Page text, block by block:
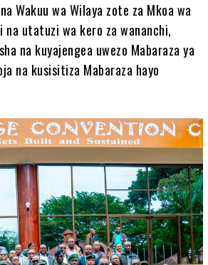
Wakuu wa Wilaya zote za Mkoa wa
utatuzi wa kero za wananchi,
na kuyajengea uwezo Mabaraza ya
na kusisitiza Mabaraza hayo